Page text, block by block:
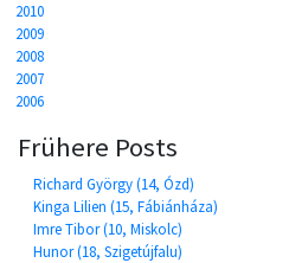
2010
2009
2008
2007
2006
Frühere Posts
Richard György (14, Ózd)
Kinga Lilien (15, Fábiánháza)
Imre Tibor (10, Miskolc)
Hunor (18, Szigetújfalu)